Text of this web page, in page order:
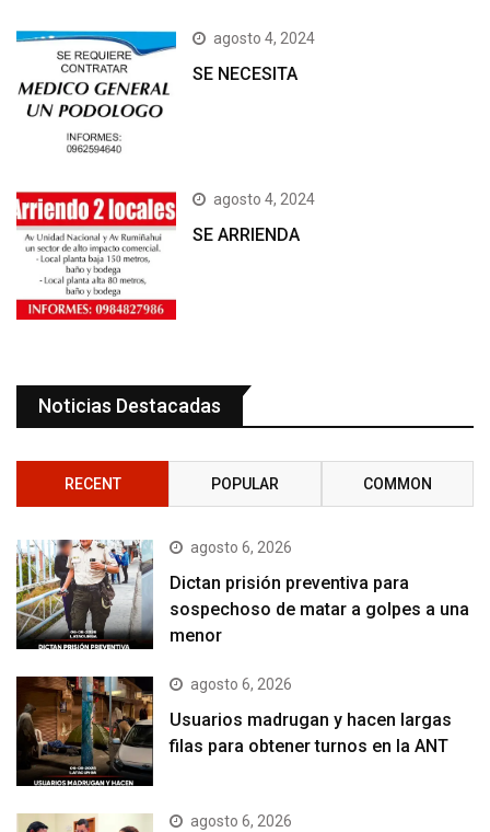
agosto 4, 2024
SE NECESITA
agosto 4, 2024
SE ARRIENDA
Noticias Destacadas
RECENT POPULAR COMMON
agosto 6, 2026
Dictan prisión preventiva para
sospechoso de matar a golpes a una
menor
agosto 6, 2026
Usuarios madrugan y hacen largas
filas para obtener turnos en la ANT
agosto 6, 2026